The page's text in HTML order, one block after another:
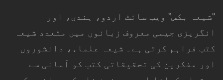
"شیعہ بکس” ویب سائٹ اردو، ہندی، اور
انگریزی جیسی معروف زبانوں میں متعدد شیعہ
کتب فراہم کرتی ہے۔ شیعہ علماء، دانشوروں
اور مفکرین کی تحقیقاتی کتب کو آسانی سے